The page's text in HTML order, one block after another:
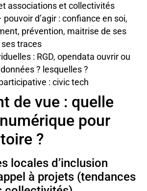
associations et collectivités
d’agir : confiance en soi,
prévention, maitrise de ses
traces
: RGD, opendata ouvrir ou
? lesquelles ?
: civic tech
de vue : quelle
pour
?
locales d’inclusion
à projets (tendances